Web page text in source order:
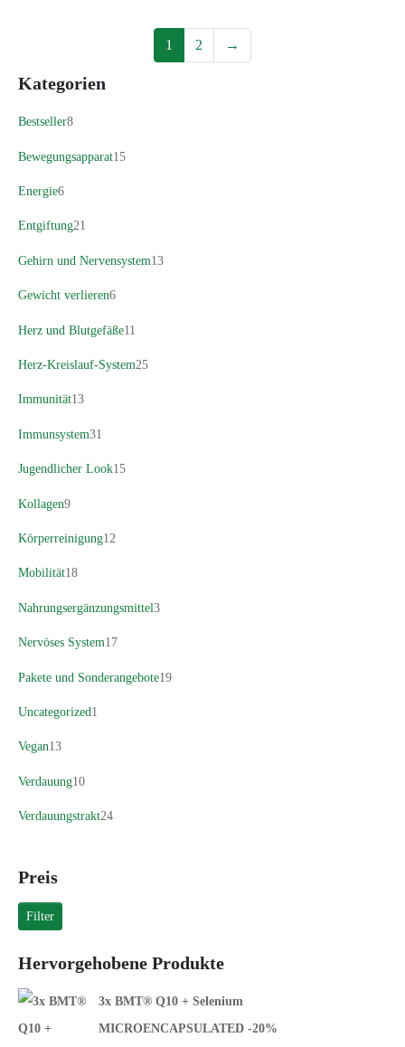
1 2 →
Kategorien
Bestseller8
Bewegungsapparat15
Energie6
Entgiftung21
Gehirn und Nervensystem13
Gewicht verlieren6
Herz und Blutgefäße11
Herz-Kreislauf-System25
Immunität13
Immunsystem31
Jugendlicher Look15
Kollagen9
Körperreinigung12
Mobilität18
Nahrungsergänzungsmittel3
Nervöses System17
Pakete und Sonderangebote19
Uncategorized 1
Vegan13
Verdauung10
Verdauungstrakt24
Preis
Filter
Hervorgehobene Produkte
3x BMT® Q10 + Selenium
MICROENCAPSULATED -20%